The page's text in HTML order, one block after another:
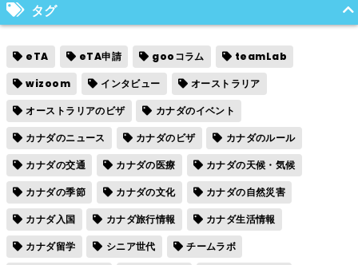
タグ
eTA eTA申請 gooコラム
teamLab
wizoom
インタビュー
オーストラリア
オーストラリアのビザ
カナダのイベント
カナダのニュース
カナダのビザ
カナダのルール
カナダの交通
カナダの医療
カナダの天候・気候
カナダの季節
カナダの文化
カナダの自然災害
カナダ入国
カナダ旅行情報
カナダ生活情報
カナダ留学
シニア世代
チームラボ